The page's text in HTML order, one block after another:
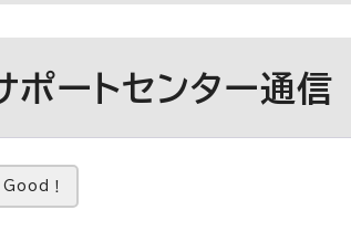
ポートセンター通信
Good！